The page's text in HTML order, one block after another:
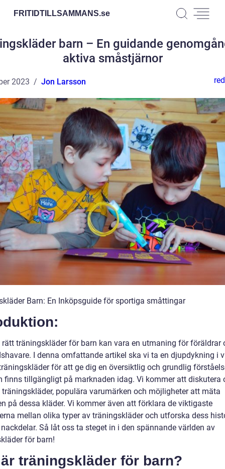
FRITIDTILLSAMMANS.se
barn – En guidande
aktiva småstjärnor
2023 Jon Larsson
Barn: En Inköpsguide för sportiga småttingar
träningskläder för barn kan vara en utmaning för föräldrar
I denna omfattande artikel ska vi ta en djupdykning i
för att ge dig en översiktlig och grundlig
finns tillgängligt på marknaden idag. Vi kommer att diskutera
träningskläder, populära varumärken och möjligheter att mäta
på dessa kläder. Vi kommer även att förklara de viktigaste
mellan olika typer av träningskläder och utforska dess
Så låt oss ta steget in i den spännande världen av
för barn!
träningskläder för barn?